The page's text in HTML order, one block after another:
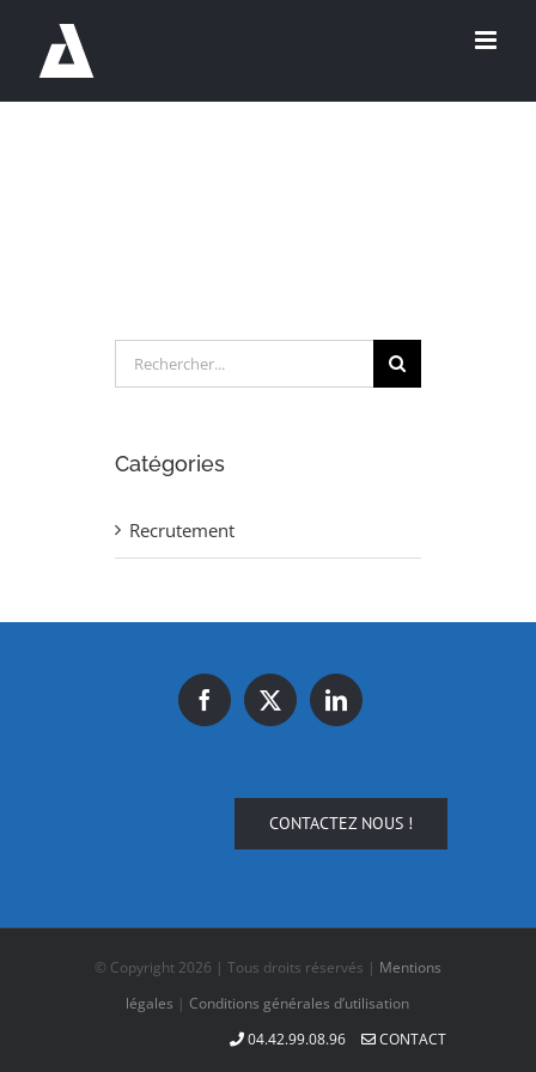
contenu
Rechercher:
Catégories
Recrutement
CONTACTEZ NOUS !
© Copyright 2026 | Tous droits réservés | Mentions
légales |Conditions générales d’utilisation
04.42.99.08.96
CONTACT